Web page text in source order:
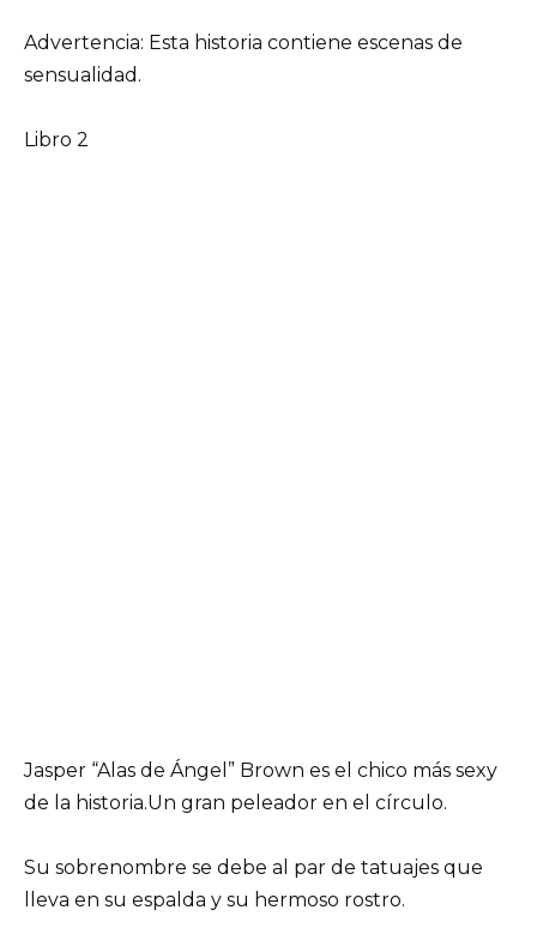
Advertencia: Esta historia contiene escenas de
sensualidad.
Libro 2
Jasper “Alas de Ángel” Brown es el chico más sexy
de la historia.Un gran peleador en el círculo.
Su sobrenombre se debe al par de tatuajes que
lleva en su espalda y su hermoso rostro.